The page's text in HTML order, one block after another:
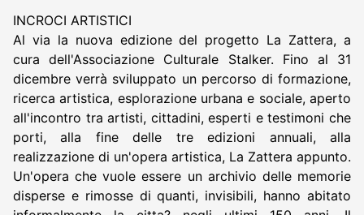
INCROCI ARTISTICI
Al via la nuova edizione del progetto La Zattera, a
cura dell'Associazione Culturale Stalker. Fino al 31
dicembre verrà sviluppato un percorso di formazione,
ricerca artistica, esplorazione urbana e sociale, aperto
all'incontro tra artisti, cittadini, esperti e testimoni che
porti, alla fine delle tre edizioni annuali, alla
realizzazione di un'opera artistica, La Zattera appunto.
Un'opera che vuole essere un archivio delle memorie
disperse e rimosse di quanti, invisibili, hanno abitato